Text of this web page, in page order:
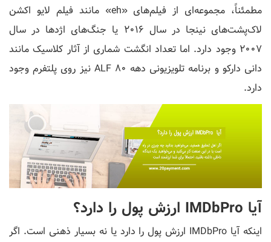
مطمئناً، مجموعه‌ای از فیلم‌های «eh» مانند فیلم لایو اکشن
لاک‌پشت‌های نینجا در سال ۲۰۱۶ یا جنگ‌های اژدها در سال
۲۰۰۷ وجود دارد. اما تعداد انگشت شماری از آثار کلاسیک مانند
دانی دارکو و برنامه تلویزیونی دهه 80 ALF نیز روی پلتفرم وجود
دارد.
آیا IMDbPro ارزش پول را دارد؟
اینکه آیا IMDbPro ارزش پول را دارد یا نه بسیار ذهنی است. اگر